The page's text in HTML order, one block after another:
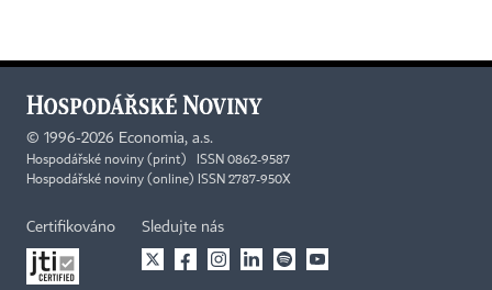
© 1996-2026 Economia, a.s.
Hospodářské noviny (print) ISSN 0862-9587
Hospodářské noviny (online) ISSN 2787-950X
Certifikováno Sledujte nás